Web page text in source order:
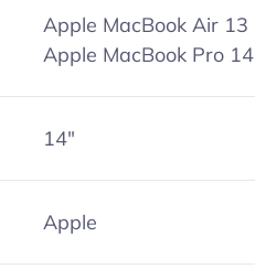
Apple MacBook Air 13
Apple MacBook Pro 14
14″
Apple